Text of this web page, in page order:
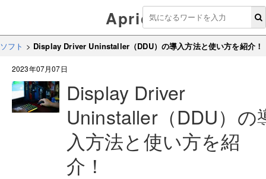
Aprico
ソフト > Display Driver Uninstaller（DDU）の導入方法と使い方を紹介！
2023年07月07日
Display Driver
Uninstaller（DDU）の
入方法と使い方を紹
介！